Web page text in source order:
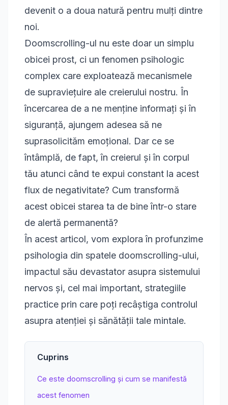
devenit o a doua natură pentru mulți dintre
noi.
Doomscrolling-ul nu este doar un simplu
obicei prost, ci un fenomen psihologic
complex care exploatează mecanismele
de supraviețuire ale creierului nostru. În
încercarea de a ne menține informați și în
siguranță, ajungem adesea să ne
suprasolicităm emoțional. Dar ce se
întâmplă, de fapt, în creierul și în corpul
tău atunci când te expui constant la acest
flux de negativitate? Cum transformă
acest obicei starea ta de bine într-o stare
de alertă permanentă?
În acest articol, vom explora în profunzime
psihologia din spatele doomscrolling-ului,
impactul său devastator asupra sistemului
nervos și, cel mai important, strategiile
practice prin care poți recâștiga controlul
asupra atenției și sănătății tale mintale.
Cuprins
Ce este doomscrolling și cum se manifestă
acest fenomen